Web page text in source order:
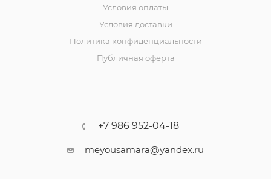
Условия оплаты
Условия доставки
Политика конфиденциальности
Публичная оферта
+7 986 952-04-18
meyousamara@yandex.ru